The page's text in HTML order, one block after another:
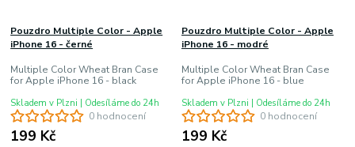
0 hodnocení
Pouzdro Multiple Color - Apple
iPhone 16 - černé
Multiple Color Wheat Bran Case
for Apple iPhone 16 - black
199 Kč
Skladem v Plzni | Odesíláme do 24h
0 hodnocení
Pouzdro Multiple Color - Apple
iPhone 16 - modré
Multiple Color Wheat Bran Case
for Apple iPhone 16 - blue
199 Kč
Skladem v Plzni | Odesíláme do 24h